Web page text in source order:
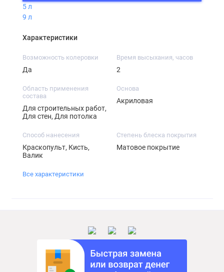
5 л
9 л
Характеристики
Возможность колеровки
Да
Время высыхания, часов
2
Область применения
состава
Для строительных работ,
Для стен, Для потолка
Основа
Акриловая
Способ нанесения
Краскопульт, Кисть,
Валик
Степень блеска покрытия
Матовое покрытие
Все характеристики